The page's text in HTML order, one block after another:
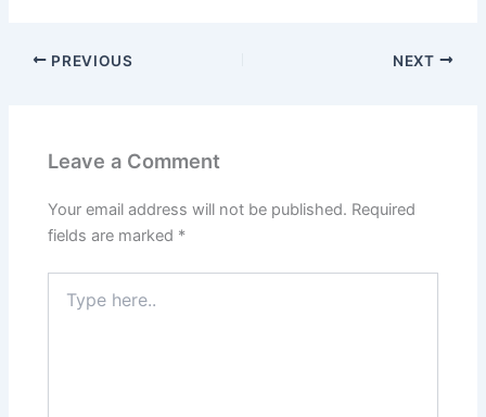
PREVIOUS NEXT
Leave a Comment
Your email address will not be published. Required
fields are marked *
here..